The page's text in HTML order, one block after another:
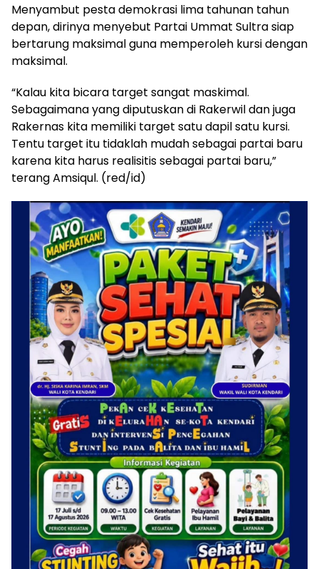
Menyambut pesta demokrasi lima tahunan tahun
depan, dirinya menyebut Partai Ummat Sultra siap
bertarung maksimal guna memperoleh kursi dengan
maksimal.
“Kalau kita bicara target sangat maskimal.
Sebagaimana yang diputuskan di Rakerwil dan juga
Rakernas kita memiliki target satu dapil satu kursi.
Tentu target itu tidaklah mudah sebagai partai baru
karena kita harus realisitis sebagai partai baru,”
terang Amsiqul. (red/id)